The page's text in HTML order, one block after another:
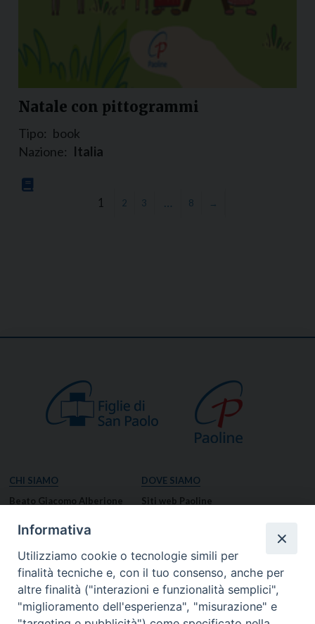
Natale con pittogrammi
Tipo: book
Nazione: Italia
1 2 3 … 8 →
CHI SIAMO
Beato Giacomo Alberione
Missione Paolina
Luoghi delle Origini
Governo Generale
DOVE SIAMO
Siti web Paoline
Notizie dal governo generale
Notizie in breve
RISORSE
Informativa
Utilizziamo cookie o tecnologie simili per
finalità tecniche e, con il tuo consenso, anche per
altre finalità ("interazioni e funzionalità semplici",
"miglioramento dell'esperienza", "misurazione" e